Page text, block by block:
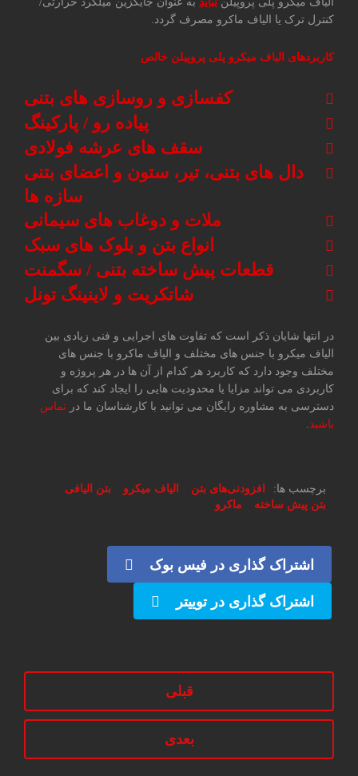
کنترل ترک یا الیاف ماکرو مصرف گردد.
کاربردهای الیاف میکرو پلی پروپیلن خالص
کفسازی و روسازی های بتنی
پیاده رو / پارکینگ
سقف های عرشه فولادی
دال های بتنی، تیر، ستون و اعضای بتنی
سازه ها
ملات و دوغاب های سیمانی
انواع بتن و بلوک های سبک
قطعات پیش ساخته بتنی / سگمنت
شاتکریت و لاینینگ تونل
در انتها شایان ذکر است که تفاوت های اجرایی و فنی زیادی بین
الیاف میکرو با جنس های مختلف و الیاف ماکرو با جنس های
مختلف وجود دارد که کاربرد هر کدام از آن ها در هر پروژه و
کاربردی می تواند مزایا یا محدودیت هایی را ایجاد کند که برای
دسترسی به مشاوره رایگان می توانید با کارشناسان ما در تماس
باشید
برچسب ها: افزودنی‌های بتن الیاف میکرو
بتن الیافی
بتن پیش ساخته
ماکرو
اشتراک گذاری در فیس بوک
اشتراک گذاری در توییتر
قبلی
بعدی